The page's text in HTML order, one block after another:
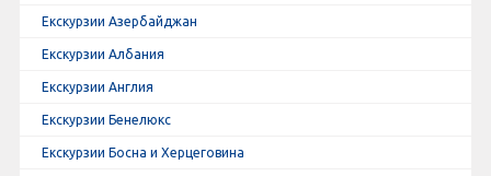
Екскурзии Азербайджан
Екскурзии Албания
Екскурзии Англия
Екскурзии Бенелюкс
Екскурзии Босна и Херцеговина